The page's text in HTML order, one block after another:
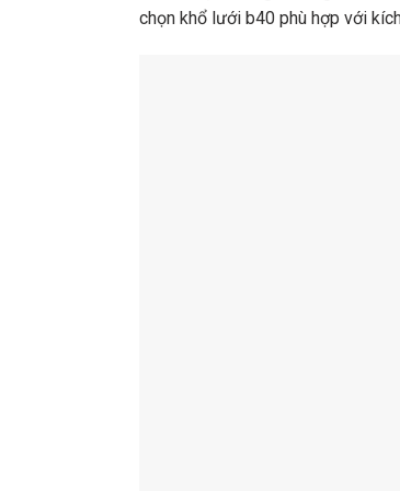
chọn khổ lưới b40 phù hợp với